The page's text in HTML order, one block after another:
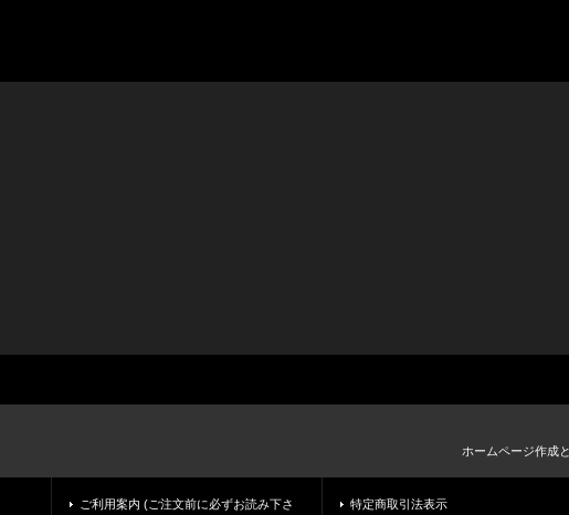
ホームページ作成
ご利用案内 (ご注文前に必ずお読み下さ
特定商取引法表示